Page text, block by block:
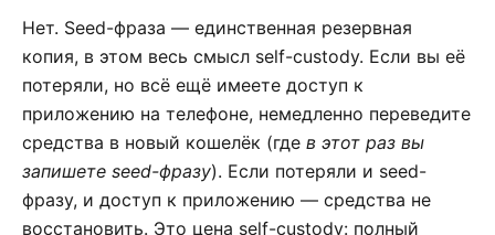
Нет. Seed-фраза — единственная резервная
копия, в этом весь смысл self-custody. Если вы её
потеряли, но всё ещё имеете доступ к
приложению на телефоне, немедленно переведите
средства в новый кошелёк (где в этот раз вы
запишете seed-фразу). Если потеряли и seed-
фразу, и доступ к приложению — средства не
восстановить. Это цена self-custody: полный